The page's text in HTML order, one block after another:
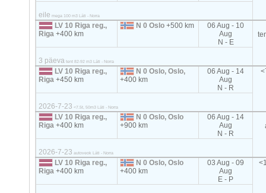
eile mega 100 m3 Läti - Norra
LV 10 Riga reg.,
Riga+400 km
N 0 Oslo+500 km
06 Aug - 10
Aug
N - E
3 päeva tent 82-92 m3 Läti - Norra
LV 10 Riga reg.,
Riga+450 km
N 0 Oslo, Oslo,
+400 km
06 Aug - 14
Aug
N - R
2026-7-23 <7.5t, 50m3 Läti - Norra
LV 10 Riga reg.,
Riga+400 km
N 0 Oslo, Oslo
+900 km
06 Aug - 14
Aug
N - R
2026-7-23 autoveok Läti - Norra
LV 10 Riga reg.,
Riga+400 km
N 0 Oslo, Oslo
+400 km
03 Aug - 09
Aug
E - P